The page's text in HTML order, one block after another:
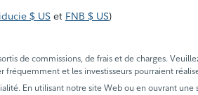
$ US et FNB $ US)
de commissions, de frais et de charges.
fréquemment et les investisseurs pourraient
En utilisant notre site Web ou en ouvrant